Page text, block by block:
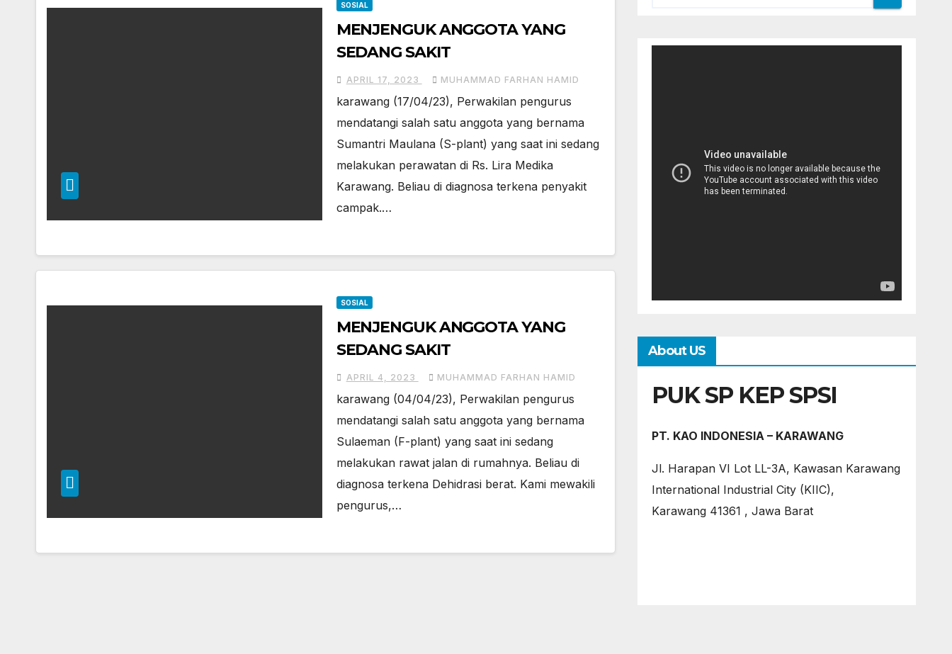
SOSIAL
MENJENGUK ANGGOTA YANG
SEDANG SAKIT
APRIL 17, 2023 MUHAMMAD FARHAN HAMID
karawang (17/04/23), Perwakilan pengurus
mendatangi salah satu anggota yang bernama
Sumantri Maulana (S-plant) yang saat ini sedang
melakukan perawatan di Rs. Lira Medika
Karawang. Beliau di diagnosa terkena penyakit
campak.…
SOSIAL
MENJENGUK ANGGOTA YANG
SEDANG SAKIT
APRIL 4, 2023 MUHAMMAD FARHAN HAMID
karawang (04/04/23), Perwakilan pengurus
mendatangi salah satu anggota yang bernama
Sulaeman (F-plant) yang saat ini sedang
melakukan rawat jalan di rumahnya. Beliau di
diagnosa terkena Dehidrasi berat. Kami mewakili
pengurus,…
About US
PUK SP KEP SPSI
PT. KAO INDONESIA – KARAWANG
Jl. Harapan VI Lot LL-3A, Kawasan Karawang
International Industrial City (KIIC),
Karawang 41361 , Jawa Barat